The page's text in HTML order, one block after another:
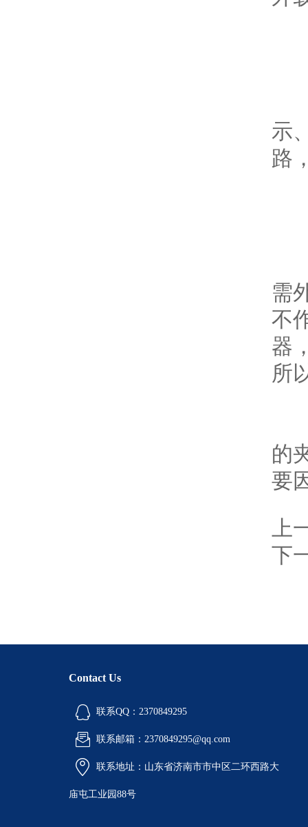
示
路
需
不
器
所
的
要
上
下
Contact Us
联系QQ：2370849295
联系邮箱：2370849295@qq.com
联系地址：山东省济南市市中区二环西路大
庙屯工业园88号